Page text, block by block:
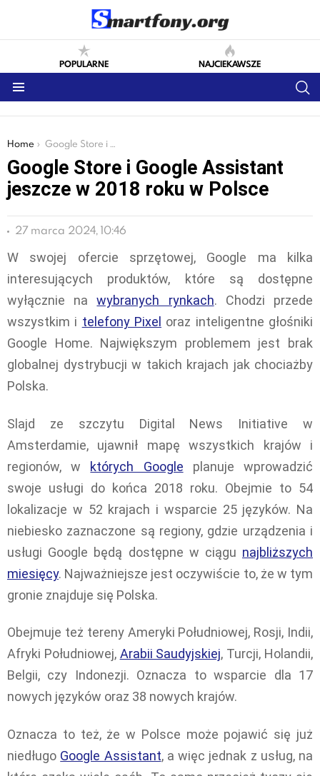
POPULARNE NAJCIEKAWSZE
You are here:
Home Google Store i Google Assistant jeszcze w 2018 roku w Polsce
Google Store i Google Assistant
jeszcze w 2018 roku w Polsce
27 marca 2024, 10:46
W swojej ofercie sprzętowej, Google ma kilka
interesujących produktów, które są dostępne
wyłącznie nawybranych rynkach. Chodzi przede
wszystkim i telefony Pixel oraz inteligentne głośniki
Google Home. Największym problemem jest brak
globalnej dystrybucji w takich krajach jak chociażby
Polska.
Slajd ze szczytu Digital News Initiative w
Amsterdamie, ujawnił mapę wszystkich krajów i
regionów, w których Google planuje wprowadzić
swoje usługi do końca 2018 roku. Obejmie to 54
lokalizacje w 52 krajach i wsparcie 25 języków. Na
niebiesko zaznaczone są regiony, gdzie urządzenia i
usługi Google będą dostępne w ciągu najbliższych
miesięcy. Najważniejsze jest oczywiście to, że w tym
gronie znajduje się Polska.
Obejmuje też tereny Ameryki Południowej, Rosji, Indii,
Afryki Południowej, Arabii Saudyjskiej, Turcji, Holandii,
Belgii, czy Indonezji. Oznacza to wsparcie dla 17
nowych języków oraz 38 nowych krajów.
Oznacza to też, że w Polsce może pojawić się już
niedługo Google Assistant, a więc jednak z usług, na